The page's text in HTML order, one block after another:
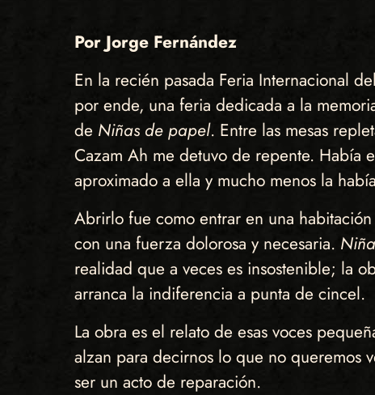
Por Jorge Fernández
En la recién pasada Feria Internacional
por ende, una feria dedicada a la
de Niñas de papel. Entre las mesas
Cazam Ah me detuvo de repente. Había
aproximado a ella y mucho menos la
Abrirlo fue como entrar en una
con una fuerza dolorosa y necesaria.
realidad que a veces es insostenible; la
arranca la indiferencia a punta de cincel.
La obra es el relato de esas voces
alzan para decirnos lo que no queremos
ser un acto de reparación.